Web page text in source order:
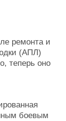
ремонта и
(АПЛ)
теперь оно
боевым